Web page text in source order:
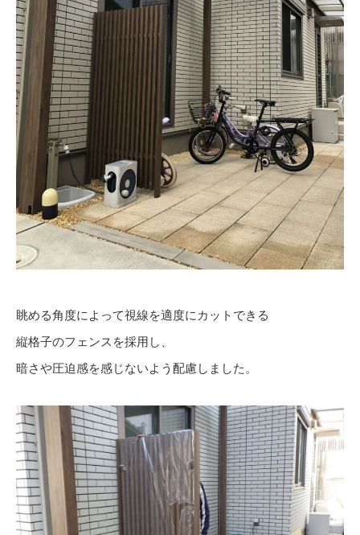
眺める角度によって視線を適度にカットできる
縦格子のフェンスを採用し、
暗さや圧迫感を感じないよう配慮しました。